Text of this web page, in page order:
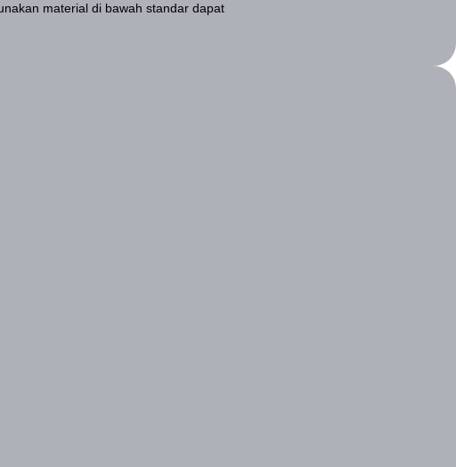
material di bawah standar dapat